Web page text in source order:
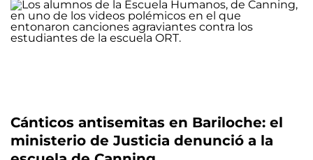
Cánticos antisemitas en Bariloche: el
ministerio de Justicia denunció a la